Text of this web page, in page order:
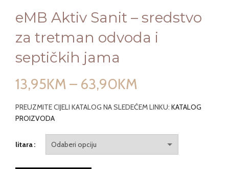
eMB Aktiv Sanit – sredstvo
za tretman odvoda i
septičkih jama
13,95KM – 63,90KM
range:
through
PREUZMITE CIJELI KATALOG NA SLEDEĆEM LINKU: KATALOG
PROIZVODA
litara